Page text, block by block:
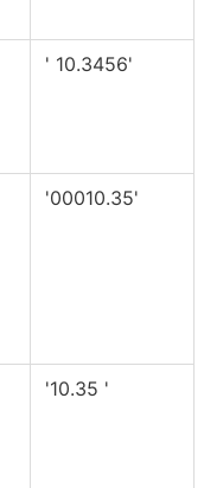
' 10.3456'
'00010.35'
'10.35 '